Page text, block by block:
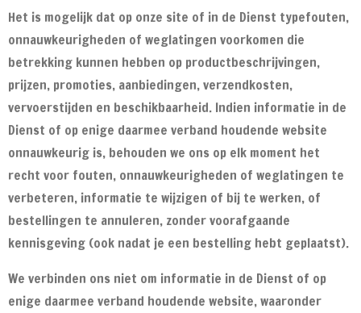
Het is mogelijk dat op onze site of in de Dienst typefouten,
onnauwkeurigheden of weglatingen voorkomen die
betrekking kunnen hebben op productbeschrijvingen,
prijzen, promoties, aanbiedingen, verzendkosten,
vervoerstijden en beschikbaarheid. Indien informatie in de
Dienst of op enige daarmee verband houdende website
onnauwkeurig is, behouden we ons op elk moment het
recht voor fouten, onnauwkeurigheden of weglatingen te
verbeteren, informatie te wijzigen of bij te werken, of
bestellingen te annuleren, zonder voorafgaande
kennisgeving (ook nadat je een bestelling hebt geplaatst).
We verbinden ons niet om informatie in de Dienst of op
enige daarmee verband houdende website, waaronder